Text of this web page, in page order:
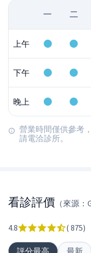
一 二
上午
下午
晚上
營業時間僅供參考
請電洽診所。
看診評價 （來源：
4.8 ( 875)